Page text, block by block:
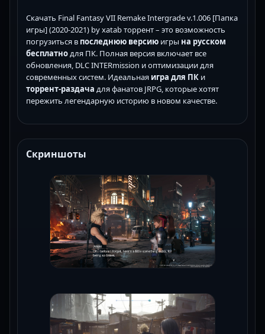
Скачать Final Fantasy VII Remake Intergrade v.1.006 [Папка
игры] (2020-2021) by xatab торрент – это возможность
погрузиться в последнюю версию игры на русском
бесплатно для ПК. Полная версия включает все
обновления, DLC INTERmission и оптимизации для
современных систем. Идеальная игра для ПК и
торрент-раздача для фанатов JRPG, которые хотят
пережить легендарную историю в новом качестве.
Скриншоты